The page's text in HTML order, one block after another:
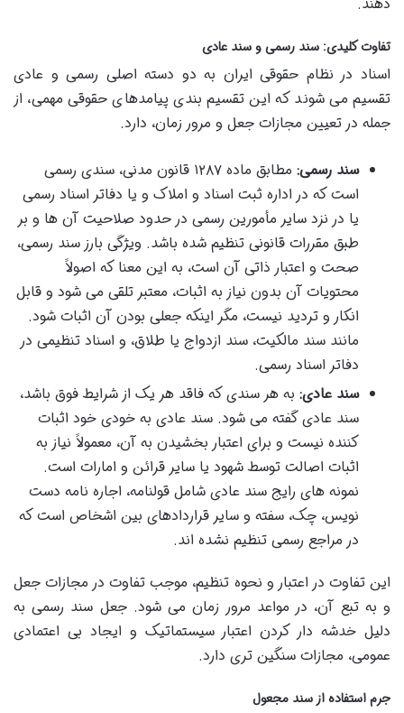
تفاوت کلیدی: سند رسمی و سند عادی
اسناد در نظام حقوقی ایران به دو دسته اصلی رسمی و عادی
تقسیم می شوند که این تقسیم بندی پیامدهای حقوقی مهمی، از
جمله در تعیین مجازات جعل و مرور زمان، دارد.
سند رسمی:
مطابق ماده ۱۲۸۷ قانون مدنی، سندی رسمی
است که در اداره ثبت اسناد و املاک و یا دفاتر اسناد رسمی
یا در نزد سایر مأمورین رسمی در حدود صلاحیت آن ها و بر
طبق مقررات قانونی تنظیم شده باشد. ویژگی بارز سند رسمی،
صحت و اعتبار ذاتی آن است، به این معنا که اصولاً
محتویات آن بدون نیاز به اثبات، معتبر تلقی می شود و قابل
انکار و تردید نیست، مگر اینکه جعلی بودن آن اثبات شود.
مانند سند مالکیت، سند ازدواج یا طلاق، و اسناد تنظیمی در
دفاتر اسناد رسمی.
سند عادی: به هر سندی که فاقد هر یک از شرایط فوق باشد،
سند عادی گفته می شود. سند عادی به خودی خود اثبات
کننده نیست و برای اعتبار بخشیدن به آن، معمولاً نیاز به
اثبات اصالت توسط شهود یا سایر قرائن و امارات است.
نمونه های رایج سند عادی شامل قولنامه، اجاره نامه دست
نویس، چک، سفته و سایر قراردادهای بین اشخاص است که
در مراجع رسمی تنظیم نشده اند.
این تفاوت در اعتبار و نحوه تنظیم، موجب تفاوت در مجازات جعل
و به تبع آن، در مواعد مرور زمان می شود. جعل سند رسمی به
دلیل خدشه دار کردن اعتبار سیستماتیک و ایجاد بی اعتمادی
عمومی، مجازات سنگین تری دارد.
جرم استفاده از سند مجعول